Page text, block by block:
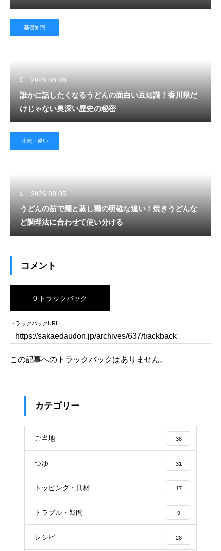
基礎知識
2026.08.06
誰かに話したくなるうどんの面白い豆知識！香川県だ
けじゃない奥深い歴史の秘密
比較・違い
2026.08.05
うどんの茹で麺と蒸し麺の明確な違い！焼きうどんな
ど調理法に合わせて使い分ける
コメント
0 トラックバック
トラックバックURL
この記事へのトラックバックはありません。
カテゴリー
ご当地 38
つゆ 31
トッピング・具材 17
トラブル・疑問 9
レシピ 28